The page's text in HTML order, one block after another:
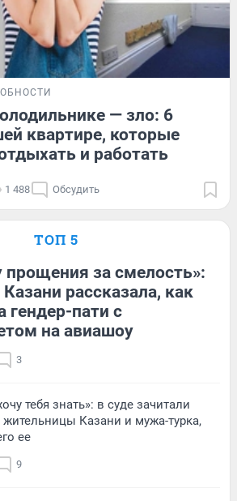
— зло: 6
квартире, которые
и работать
1 488 Обсудить
ТОП 5
за смелость»:
Казани рассказала, как
гендер-пати с
на авиашоу
3
тебя знать»: в суде зачитали
жительницы Казани и мужа-турка,
ее
9